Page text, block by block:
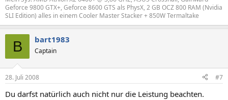
Geforce 9800 GTX+, Geforce 8600 GTS als PhysX, 2 GB OCZ 800 RAM (Nvidia
SLI Edition) alles in einem Cooler Master Stacker + 850W Termaltake
B bart1983
Captain
28. Juli 2008 #7
Du darfst natürlich auch nicht nur die Leistung beachten.